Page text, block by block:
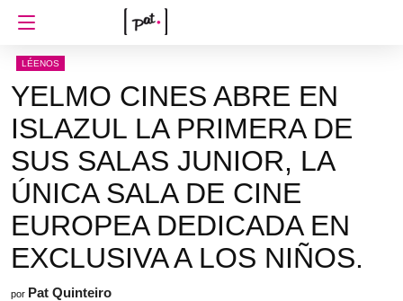
LÉENOS
YELMO CINES ABRE EN
ISLAZUL LA PRIMERA DE
SUS SALAS JUNIOR, LA
ÚNICA SALA DE CINE
EUROPEA DEDICADA EN
EXCLUSIVA A LOS NIÑOS.
por Pat Quinteiro